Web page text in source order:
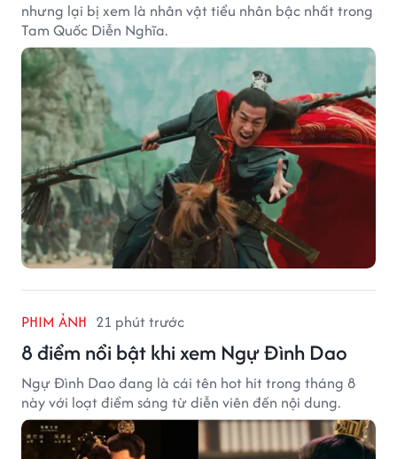
nhưng lại bị xem là nhân vật tiểu nhân bậc nhất trong
Tam Quốc Diễn Nghĩa.
PHIM ẢNH 21 phút trước
8 điểm nổi bật khi xem Ngự Đình Dao
Ngự Đình Dao đang là cái tên hot hit trong tháng 8
này với loạt điểm sáng từ diễn viên đến nội dung.